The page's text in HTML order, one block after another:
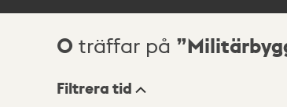
Sökresultat
0 träffar på
Filtrera tid